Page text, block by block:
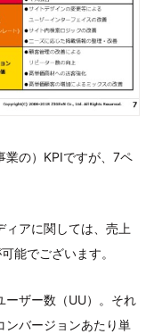
業の）KPIですが、7ペ
ィアに関しては、売上
能でございます。
ーザー数（UU）。それ
ンバージョンあたり単